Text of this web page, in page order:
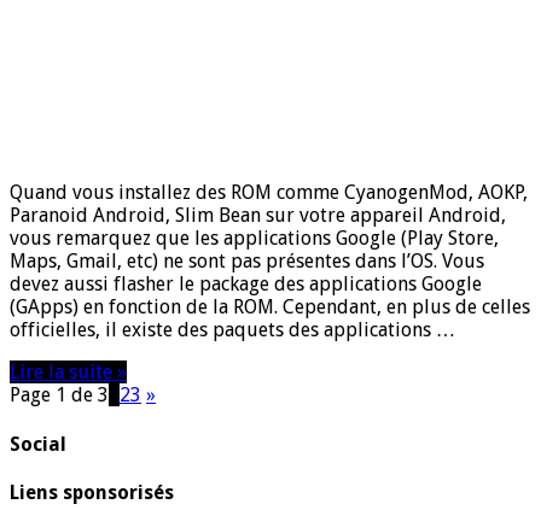
Quand vous installez des ROM comme CyanogenMod, AOKP,
Paranoid Android, Slim Bean sur votre appareil Android,
vous remarquez que les applications Google (Play Store,
Maps, Gmail, etc) ne sont pas présentes dans l’OS. Vous
devez aussi flasher le package des applications Google
(GApps) en fonction de la ROM. Cependant, en plus de celles
officielles, il existe des paquets des applications …
Lire la suite »
Page 1 de 3 23 »
Social
Liens sponsorisés